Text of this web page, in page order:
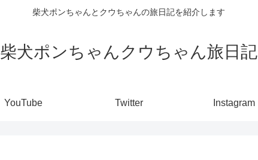
柴犬ポンちゃんとクウちゃんの旅日記を紹介します
柴犬ポンちゃんクウちゃん旅日記
YouTube Twitter Instagram